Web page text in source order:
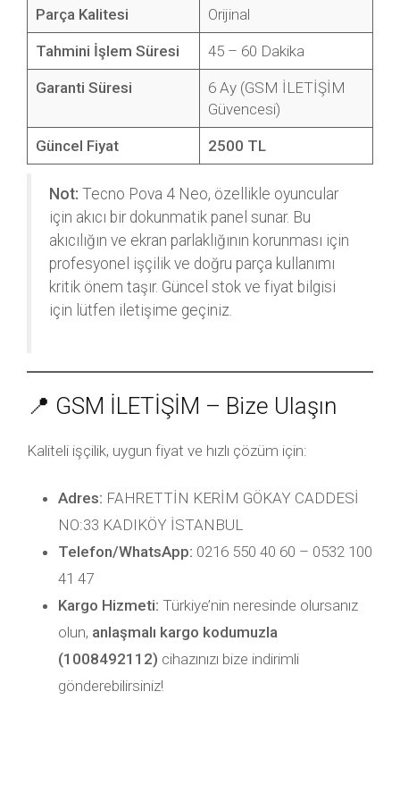
Parça Kalitesi Orijinal
Tahmini İşlem Süresi 45 – 60 Dakika
Garanti Süresi
6 Ay (GSM İLETİŞİM
Güvencesi)
Güncel Fiyat 2500 TL
Not: Tecno Pova 4 Neo, özellikle oyuncular
için akıcı bir dokunmatik panel sunar. Bu
akıcılığın ve ekran parlaklığının korunması için
profesyonel işçilik ve doğru parça kullanımı
kritik önem taşır. Güncel stok ve fiyat bilgisi
için lütfen iletişime geçiniz.
📍 GSM İLETİŞİM – Bize Ulaşın
Kaliteli işçilik, uygun fiyat ve hızlı çözüm için:
Adres: FAHRETTİN KERİM GÖKAY CADDESİ
NO:33 KADIKÖY İSTANBUL
Telefon/WhatsApp: 0216 550 40 60 – 0532 100
41 47
Kargo Hizmeti: Türkiye’nin neresinde olursanız
olun, anlaşmalı kargo kodumuzla
(1008492112) cihazınızı bize indirimli
gönderebilirsiniz!